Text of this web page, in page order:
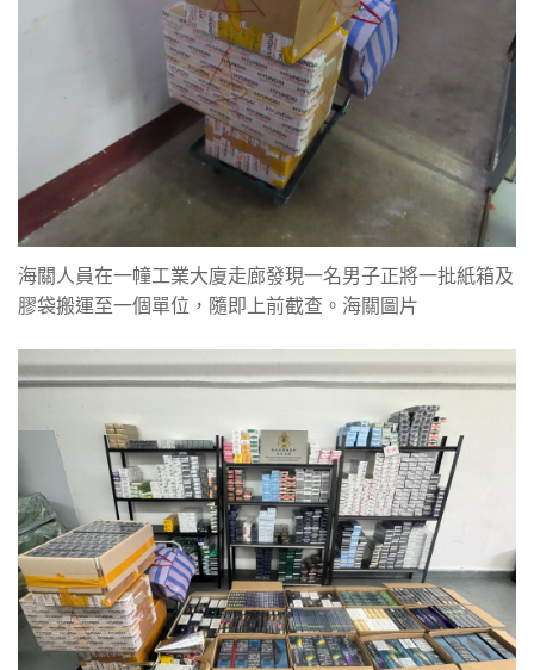
海關人員在一幢工業大廈走廊發現一名男子正將一批紙箱及
膠袋搬運至一個單位，隨即上前截查。海關圖片